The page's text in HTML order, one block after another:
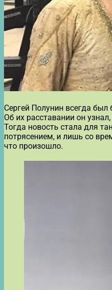
Сергей Полунин всегда был
Об их расставании он
Тогда новость стала для
потрясением, и лишь со
что произошло.